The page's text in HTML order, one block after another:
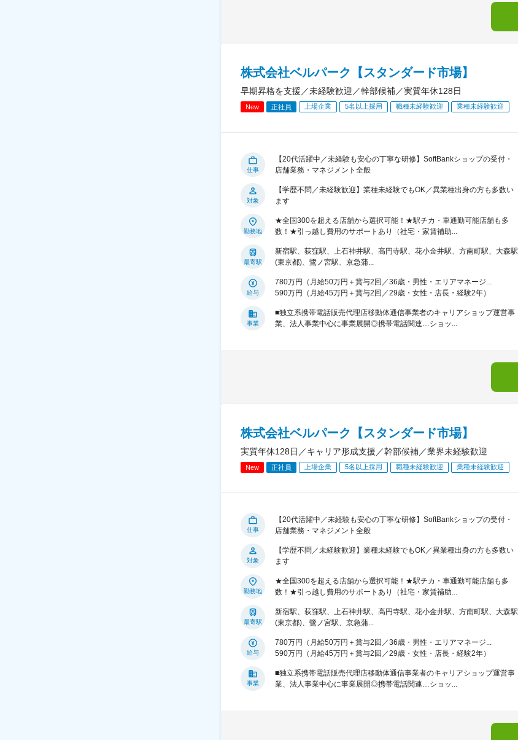
株式会社ベルパーク【スタンダード市場】
早期昇格を支援／未経験歓迎／幹部候補／実質年休128日
New 正社員 上場企業 5名以上採用 職種未経験歓迎 業種未経験歓迎
仕事
【20代活躍中／未経験も安心の丁寧な研修】SoftBankショップの受付・
店舗業務・マネジメント全般
対象
【学歴不問／未経験歓迎】業種未経験でもOK／異業種出身の方も多数い
ます
勤務地
★全国300を超える店舗から選択可能！★駅チカ・車通勤可能店舗も多
数！★引っ越し費用のサポートあり（社宅・家賃補助...
最寄駅
新宿駅、荻窪駅、上石神井駅、高円寺駅、花小金井駅、方南町駅、大森駅
(東京都)、鷺ノ宮駅、京急蒲...
給与
780万円（月給50万円＋賞与2回／36歳・男性・エリアマネージ...
590万円（月給45万円＋賞与2回／29歳・女性・店長・経験2年）
事業
■独立系携帯電話販売代理店移動体通信事業者のキャリアショップ運営事
業、法人事業中心に事業展開◎携帯電話関連…ショッ...
株式会社ベルパーク【スタンダード市場】
実質年休128日／キャリア形成支援／幹部候補／業界未経験歓迎
New 正社員 上場企業 5名以上採用 職種未経験歓迎 業種未経験歓迎
仕事
【20代活躍中／未経験も安心の丁寧な研修】SoftBankショップの受付・
店舗業務・マネジメント全般
対象
【学歴不問／未経験歓迎】業種未経験でもOK／異業種出身の方も多数い
ます
勤務地
★全国300を超える店舗から選択可能！★駅チカ・車通勤可能店舗も多
数！★引っ越し費用のサポートあり（社宅・家賃補助...
最寄駅
新宿駅、荻窪駅、上石神井駅、高円寺駅、花小金井駅、方南町駅、大森駅
(東京都)、鷺ノ宮駅、京急蒲...
給与
780万円（月給50万円＋賞与2回／36歳・男性・エリアマネージ...
590万円（月給45万円＋賞与2回／29歳・女性・店長・経験2年）
事業
■独立系携帯電話販売代理店移動体通信事業者のキャリアショップ運営事
業、法人事業中心に事業展開◎携帯電話関連…ショッ...